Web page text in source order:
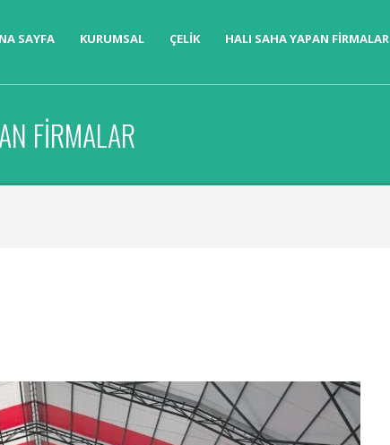
SAYFA KURUMSAL ÇELIK HALI SAHA YAPAN FIRMALAR
FIRMALAR